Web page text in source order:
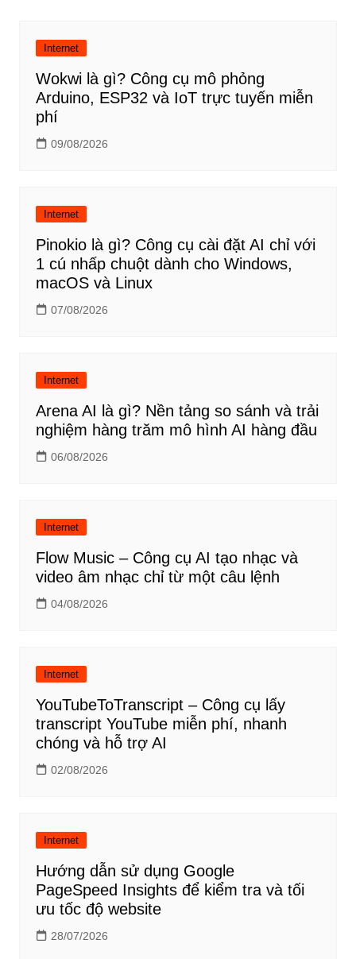
viếtInternet
Wokwi là gì? Công cụ mô phỏng
Arduino, ESP32 và IoT trực tuyến miễn
phí
09/08/2026
Internet
Pinokio là gì? Công cụ cài đặt AI chỉ với
1 cú nhấp chuột dành cho Windows,
macOS và Linux
07/08/2026
Internet
Arena AI là gì? Nền tảng so sánh và trải
nghiệm hàng trăm mô hình AI hàng đầu
06/08/2026
Internet
Flow Music – Công cụ AI tạo nhạc và
video âm nhạc chỉ từ một câu lệnh
04/08/2026
Internet
YouTubeToTranscript – Công cụ lấy
transcript YouTube miễn phí, nhanh
chóng và hỗ trợ AI
02/08/2026
Internet
Hướng dẫn sử dụng Google
PageSpeed Insights để kiểm tra và tối
ưu tốc độ website
28/07/2026